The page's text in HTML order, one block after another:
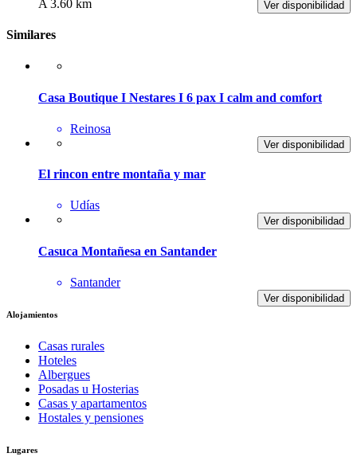
Ver disponibilidad
A 3.60 km
Similares
Casa Boutique I Nestares I 6 pax I calm and comfort
Reinosa
Ver disponibilidad
El rincon entre montaña y mar
Udías
Ver disponibilidad
Casuca Montañesa en Santander
Santander
Ver disponibilidad
Alojamientos
Casas rurales
Hoteles
Albergues
Posadas u Hosterias
Casas y apartamentos
Hostales y pensiones
Lugares